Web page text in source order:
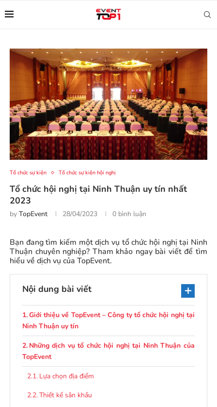
Tổ chức sự kiện Tổ chức sự kiện hội nghị
Tổ chức hội nghị tại Ninh Thuận uy tín nhất
2023
by TopEvent 28/04/2023 0 bình luận
Bạn đang tìm kiếm một dịch vụ tổ chức hội nghị tại Ninh
Thuận chuyên nghiệp? Tham khảo ngay bài viết để tìm
hiểu về dịch vụ của TopEvent.
Nội dung bài viết
Giới thiệu về TopEvent – Công ty tổ chức hội nghị tại
Ninh Thuận uy tín
Những dịch vụ tổ chức hội nghị tại Ninh Thuận của
TopEvent
Lựa chọn địa điểm
Thiết kế sân khấu